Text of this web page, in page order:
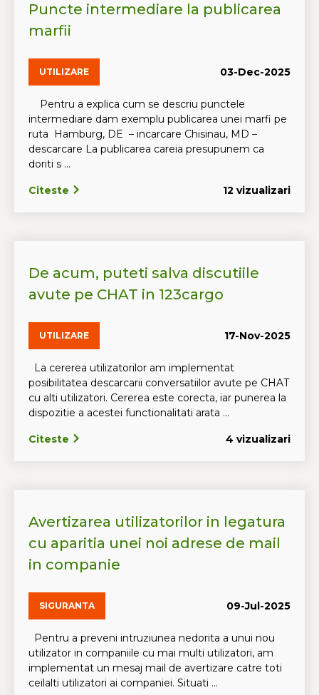
Puncte intermediare la publicarea
marfii
UTILIZARE 03-Dec-2025
Pentru a explica cum se descriu punctele
intermediare dam exemplu publicarea unei marfi pe
ruta Hamburg, DE – incarcare Chisinau, MD –
descarcare La publicarea careia presupunem ca
doriti s ...
Citeste 12 vizualizari
De acum, puteti salva discutiile
avute pe CHAT in 123cargo
UTILIZARE 17-Nov-2025
La cererea utilizatorilor am implementat
posibilitatea descarcarii conversatiilor avute pe CHAT
cu alti utilizatori. Cererea este corecta, iar punerea la
dispozitie a acestei functionalitati arata ...
Citeste 4 vizualizari
Avertizarea utilizatorilor in legatura
cu aparitia unei noi adrese de mail
in companie
SIGURANTA 09-Jul-2025
Pentru a preveni intruziunea nedorita a unui nou
utilizator in companiile cu mai multi utilizatori, am
implementat un mesaj mail de avertizare catre toti
ceilalti utilizatori ai companiei. Situati ...